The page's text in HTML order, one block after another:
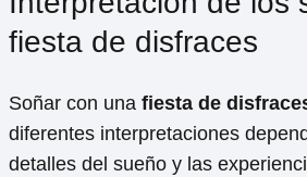
fiesta de disfraces
Soñar con una fiesta de
diferentes interpretaciones
detalles del sueño y las